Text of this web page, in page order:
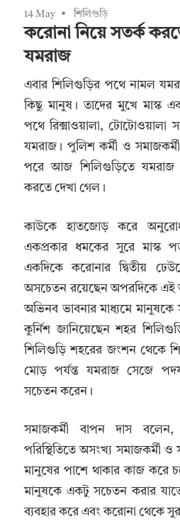
14 May শিলিগুড়ি
করোনা নিয়ে সতর্ক
যমরাজ
এবার শিলিগুড়ির পথে নামল
কিছু মানুষ। তাদের মুখে মাস্ক
পথে রিক্সাওয়ালা,
যমরাজ। পুলিশ কর্মী ও
পরে আজ শিলিগুড়িতে যমরাজ
করতে দেখা গেল।
কাউকে হাতজোড় করে
একপ্রকার ধমকের সুরে মাস্ক
একদিকে করোনার দ্বিতীয়
অসচেতন রয়েছেন অপরদিকে এই
অভিনব ভাবনার মাধ্যমে
কুর্নিশ জানিয়েছেন শহর
শিলিগুড়ি শহরের জংশন থেকে
মোড় পর্যন্ত যমরাজ সেজে
সচেতন করেন ।
সমাজকর্মী বাপন দাস
পরিস্থিতিতে অসংখ্য সমাজকর্মী ও
মানুষের পাশে থাকার কাজ করে
মানুষকে একটু সচেতন করার যাতে
ব্যবহার করে এবং করোনা থেকে